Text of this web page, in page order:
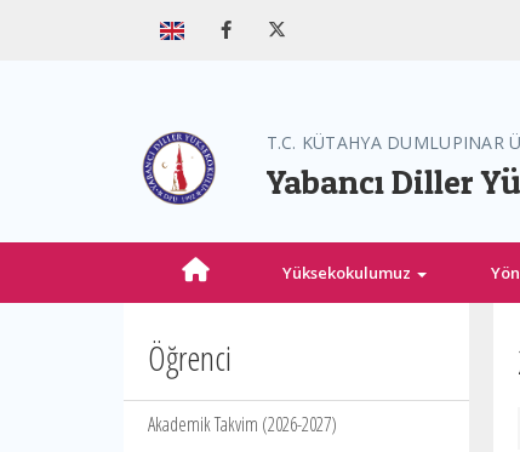
T.C. KÜTAHYA DUMLUPINAR
Yabancı Diller
Yüksekokulumuz
Öğrenci
Akademik Takvim (2026-2027)